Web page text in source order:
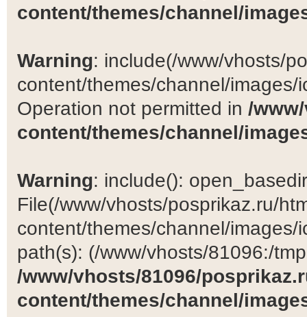
content/themes/channel/
Warning: include(/www/vhosts/
content/themes/channel/
Operation not permitted in /
content/themes/channel/
Warning: include():
File(/www/vhosts/posprikaz.ru/
content/themes/channel/
path(s): (/www/vhosts/81096:/
/www/vhosts/81096/
content/themes/channel/